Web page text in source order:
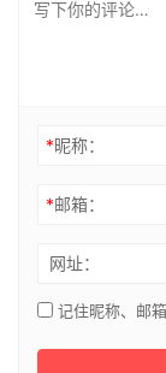
*昵称：
*邮箱：
网址：
记住昵称、邮